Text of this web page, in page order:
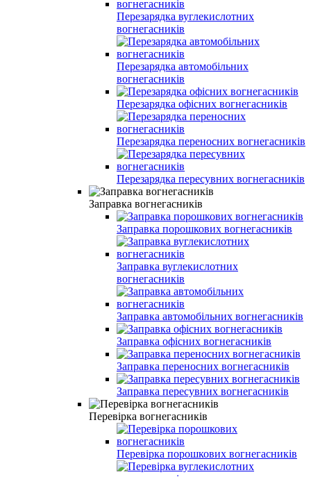
Перезарядка вуглекислотних
вогнегасників
Перезарядка автомобільних
вогнегасників
Перезарядка офісних вогнегасників
Перезарядка переносних вогнегасників
Перезарядка пересувних вогнегасників
Заправка вогнегасників
Заправка порошкових вогнегасників
Заправка вуглекислотних
вогнегасників
Заправка автомобільних вогнегасників
Заправка офісних вогнегасників
Заправка переносних вогнегасників
Заправка пересувних вогнегасників
Перевірка вогнегасників
Перевірка порошкових вогнегасників